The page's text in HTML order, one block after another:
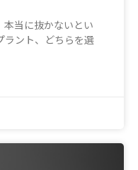
本当に抜かないとい
ラント、どちらを選